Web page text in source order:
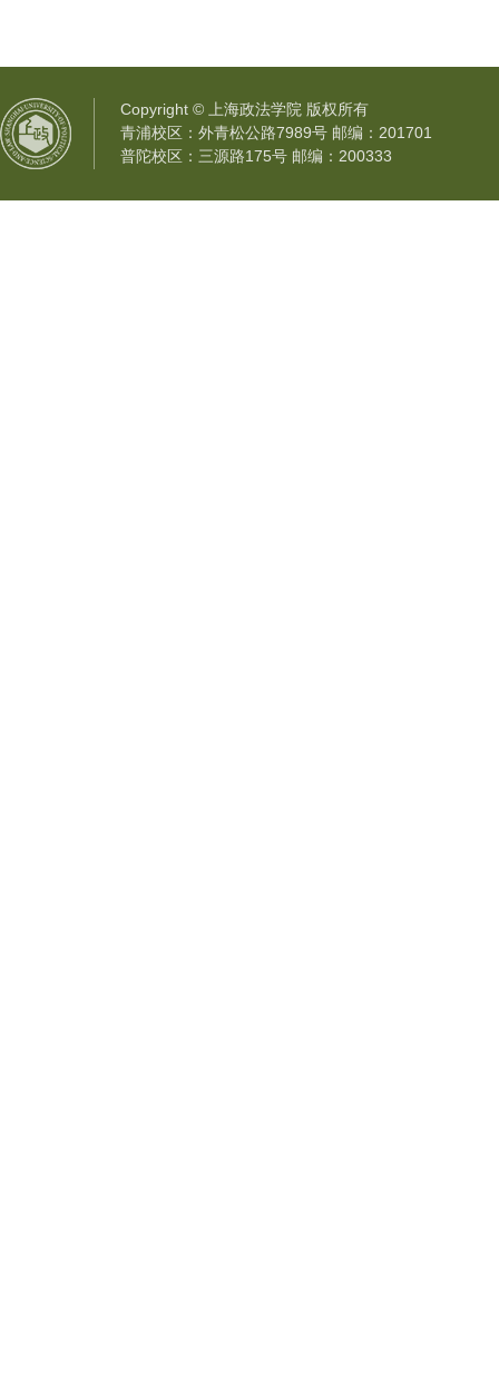
Copyright © 上海政法学院 版权所有
青浦校区：外青松公路7989号 邮编：201701
普陀校区：三源路175号 邮编：200333